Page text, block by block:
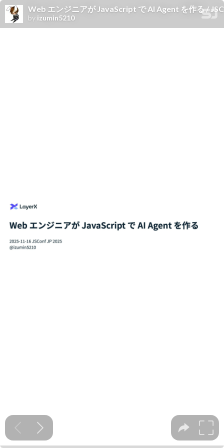
Web エンジニアが JavaScript で AI Agent を作る /
by izumin5210